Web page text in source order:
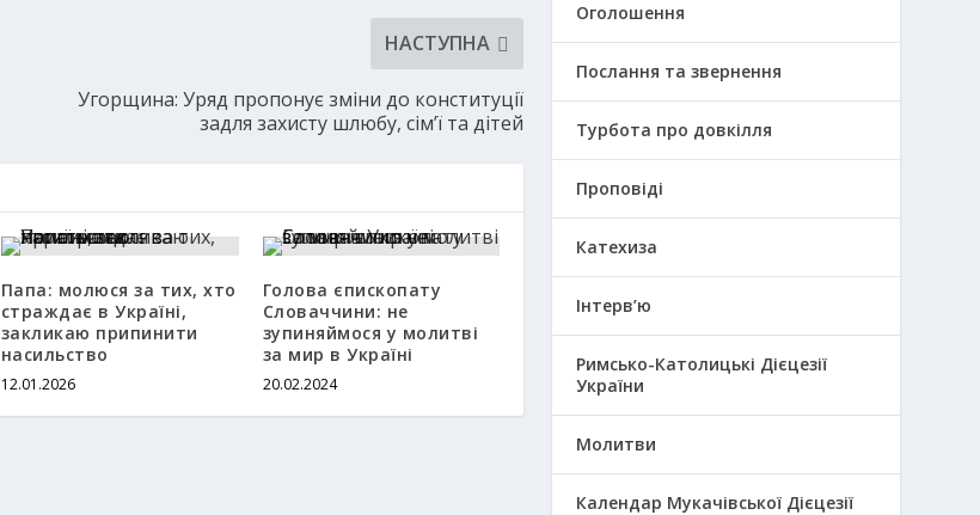
НАСТУПНА
Угорщина: Уряд пропонує зміни до конституції
задля захисту шлюбу, сім’ї та дітей
Папа: молюся за тих, хто
страждає в Україні,
закликаю припинити
насильство
12.01.2026
Голова єпископату
Словаччини: не
зупиняймося у молитві
за мир в Україні
20.02.2024
Оголошення
Послання та звернення
Турбота про довкілля
Проповіді
Катехиза
Інтерв’ю
Римсько-Католицькі Дієцезії
України
Молитви
Календар Мукачівської Дієцезії